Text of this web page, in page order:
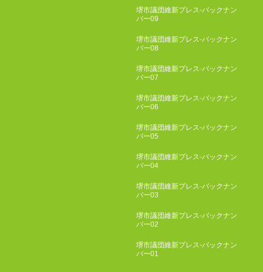
堺市議団維新プレス-バックナン
バー09
堺市議団維新プレス-バックナン
バー08
堺市議団維新プレス-バックナン
バー07
堺市議団維新プレス-バックナン
バー06
堺市議団維新プレス-バックナン
バー05
堺市議団維新プレス-バックナン
バー04
堺市議団維新プレス-バックナン
バー03
堺市議団維新プレス-バックナン
バー02
堺市議団維新プレス-バックナン
バー01